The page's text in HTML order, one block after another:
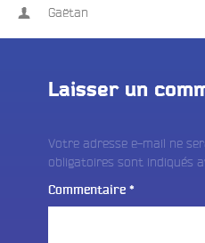
Gaëtan
Laisser un
Votre adresse e-mail ne
obligatoires sont indiqués
Commentaire *